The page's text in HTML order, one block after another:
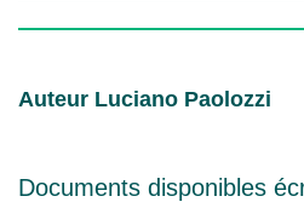
Auteur Luciano Paolozzi
Documents disponibles